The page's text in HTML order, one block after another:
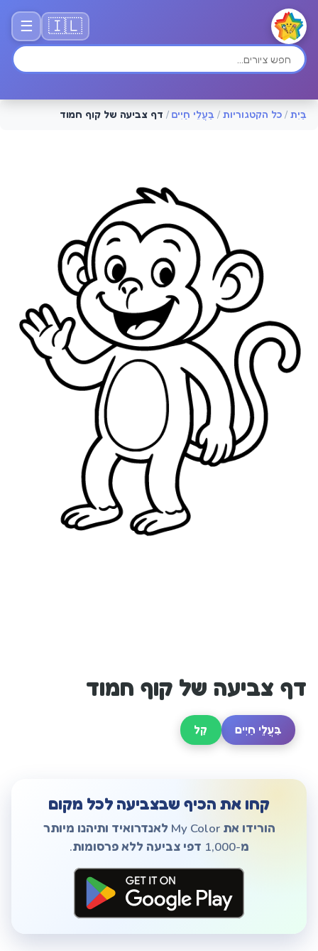
🇮🇱
☰
בַּיִת / כל הקטגוריות / בַּעֲלֵי חַיִים / דף צביעה של קוף חמוד
דף צביעה של קוף חמוד
בַּעֲלֵי חַיִים קַל
קחו את הכיף שבצביעה לכל מקום
הורידו את My Color לאנדרואיד ותיהנו מיותר
מ-1,000 דפי צביעה ללא פרסומות.